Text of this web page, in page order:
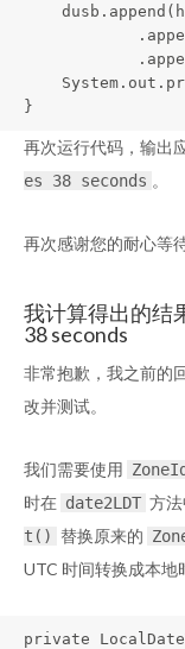
}
再次运行代码，输出
es 38 seconds 。
再次感谢您的耐心等
我计算得出的结
38 seconds
非常抱歉，我之前的
改并测试。
我们需要使用
时在 date2LDT 方
t() 替换原来的
UTC 时间转换成本地
private